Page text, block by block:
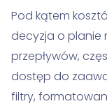
Pod kątem
decyzja o planie
przepływów,
dostęp do
filtry,